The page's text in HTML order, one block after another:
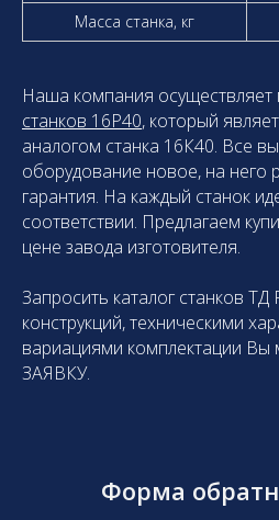
Масса станка, кг
Наша компания осуществляет
станков 16Р40, который
аналогом станка 16К40. Все
оборудование новое, на него
гарантия. На каждый станок
соответствии. Предлагаем
цене завода изготовителя.
Запросить каталог станков
конструкций, техническими
вариациями комплектации
ЗАЯВКУ.
Форма